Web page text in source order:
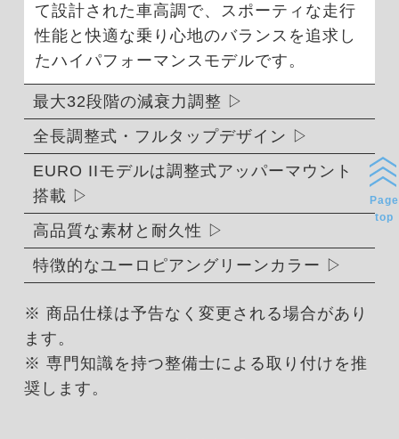
て設計された車高調で、スポーティな走行
性能と快適な乗り心地のバランスを追求し
たハイパフォーマンスモデルです。
最大32段階の減衰力調整
全長調整式・フルタップデザイン
EURO IIモデルは調整式アッパーマウント
搭載
高品質な素材と耐久性
特徴的なユーロピアングリーンカラー
※ 商品仕様は予告なく変更される場合があり
ます。
※ 専門知識を持つ整備士による取り付けを推
奨します。
Page
top